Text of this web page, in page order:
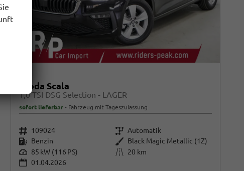
Skoda Scala
1,0 TSI DSG Selection - LAGER
sofort lieferbar Fahrzeug mit Tageszulassung
Fahrzeugnr. 109024 Getriebe Automatik
Kraftstoff Benzin Außenfarbe Black Magic Metallic (1Z)
Leistung 85 kW (116 PS) Kilometerstand
20 km
01.04.2026